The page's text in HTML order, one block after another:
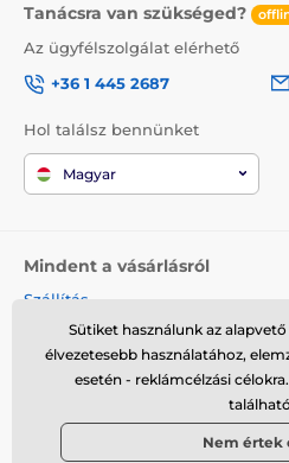
Tanácsra van szükséged?
Az ügyfélszolgálat elérhető
+36 1 445 2687
Hol találsz bennünket
Magyar
Mindent a vásárlásról
Szállítás
Üzleti feltételek
Reklamáció
Termék visszaküldése
Sütiket használunk az
élvezetesebb használatához,
esetén - reklámcélzási
Nem értek